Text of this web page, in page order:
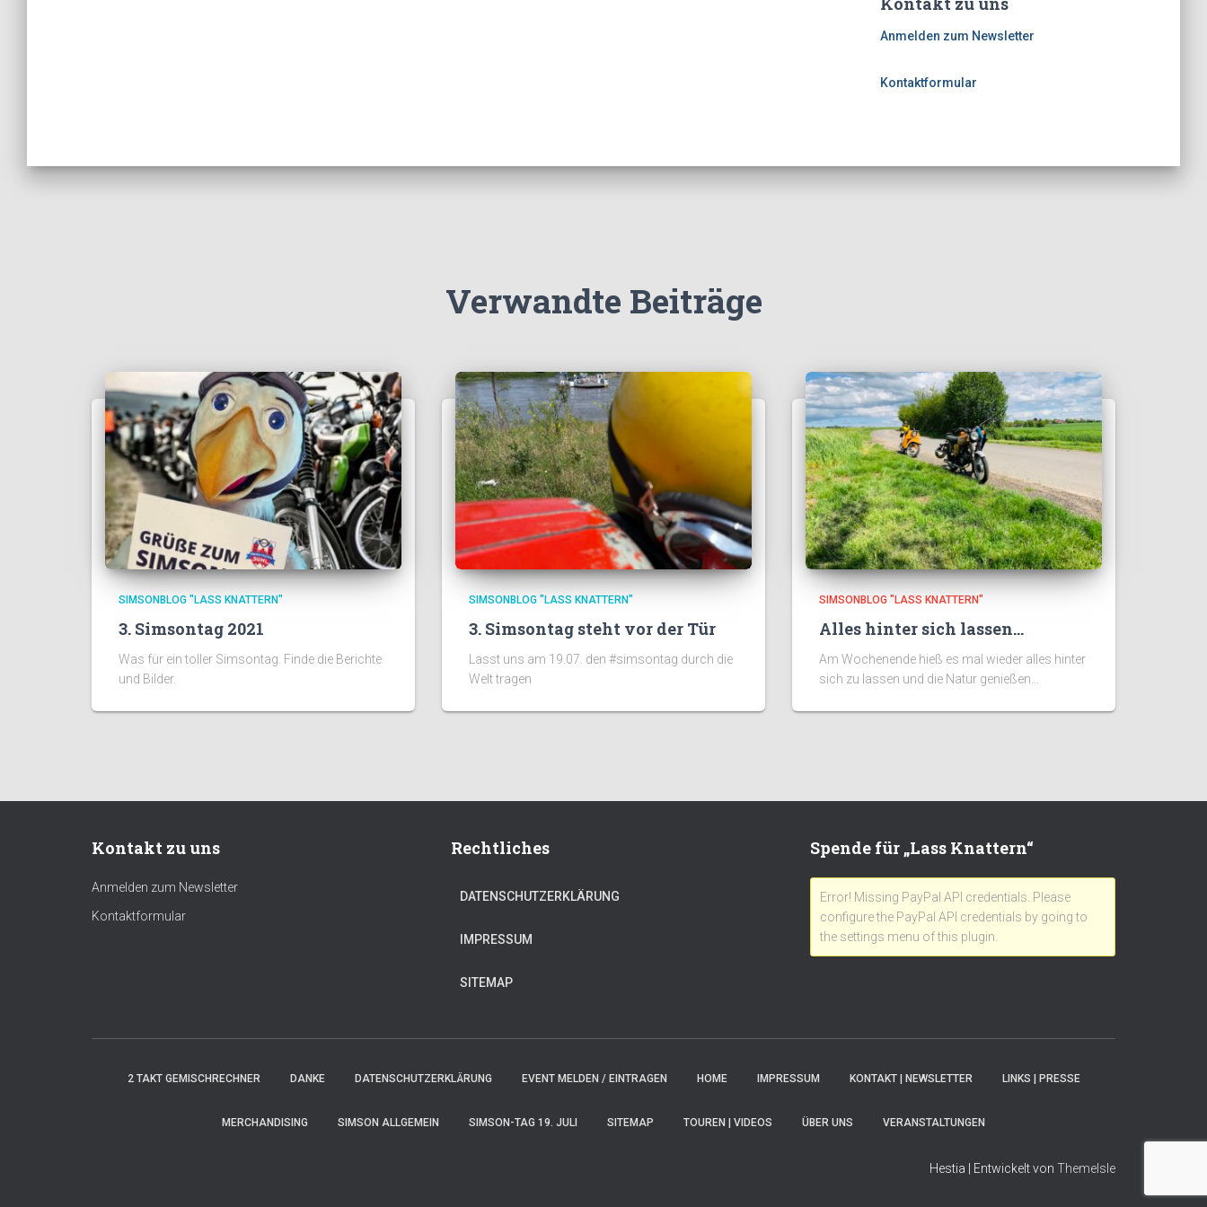
Anmelden zum Newsletter
Kontaktformular
Verwandte Beiträge
SIMSONBLOG "LASS KNATTERN"
3. Simsontag 2021
Was für ein toller Simsontag. Finde die Berichte
und Bilder.
SIMSONBLOG "LASS KNATTERN"
3. Simsontag steht vor der Tür
Lasst uns am 19.07. den #simsontag durch die
Welt tragen
SIMSONBLOG "LASS KNATTERN"
Alles hinter sich lassen…
Am Wochenende hieß es mal wieder alles hinter
sich zu lassen und die Natur genießen...
Kontakt zu uns
Anmelden zum Newsletter
Kontaktformular
Rechtliches
DATENSCHUTZERKLÄRUNG
IMPRESSUM
SITEMAP
Spende für „Lass Knattern“
Error! Missing PayPal API credentials. Please
configure the PayPal API credentials by going to
the settings menu of this plugin.
2 TAKT GEMISCHRECHNER DANKE DATENSCHUTZERKLÄRUNG EVENT MELDEN / EINTRAGEN HOME IMPRESSUM KONTAKT | NEWSLETTER LINKS | PRESSE
MERCHANDISING SIMSON ALLGEMEIN SIMSON-TAG 19. JULI SITEMAP TOUREN | VIDEOS ÜBER UNS VERANSTALTUNGEN
Hestia | Entwickelt von ThemeIsle